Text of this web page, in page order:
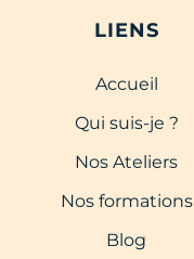
LIENS
Accueil
Qui suis-je ?
Nos Ateliers
Nos formations
Blog